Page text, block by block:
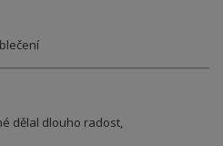
dělal dlouho radost,